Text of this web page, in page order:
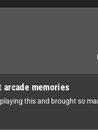
arcade memories
playing this and brought so